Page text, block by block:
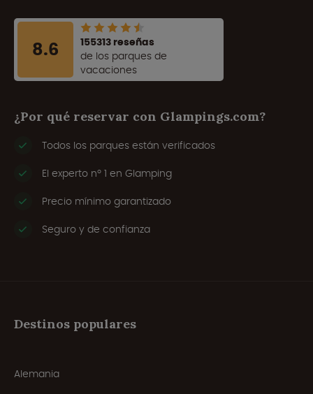
8.6
155313 reseñas
de los parques de
vacaciones
¿Por qué reservar con Glampings.com?
Todos los parques están verificados
El experto nº 1 en Glamping
Precio mínimo garantizado
Seguro y de confianza
Destinos populares
Alemania